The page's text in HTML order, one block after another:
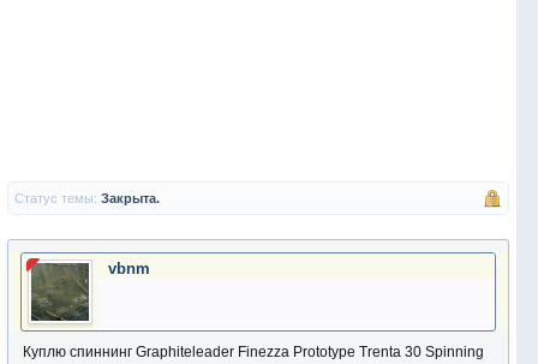
Статус темы: Закрыта.
vbnm
Куплю спиннинг Graphiteleader Finezza Prototype Trenta 30 Spinning